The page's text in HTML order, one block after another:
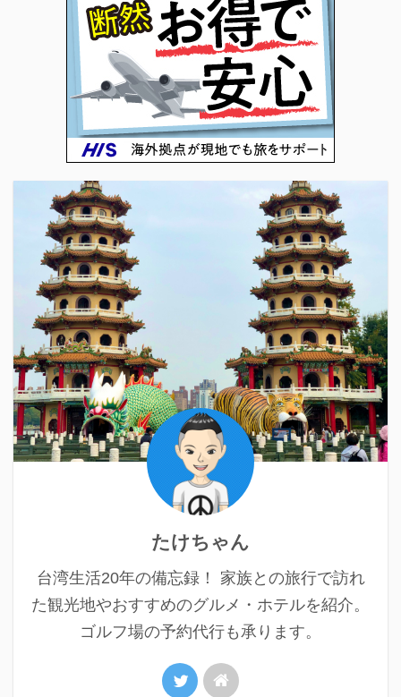
たけちゃん
台湾生活20年の備忘録！ 家族との旅行で訪れ
た観光地やおすすめのグルメ・ホテルを紹介。
ゴルフ場の予約代行も承ります。